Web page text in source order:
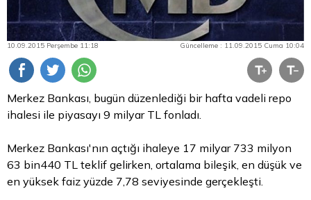
10.09.2015 Perşembe 11:18 Güncelleme : 11.09.2015 Cuma 10:04
Merkez Bankası, bugün düzenlediği bir hafta vadeli repo
ihalesi ile piyasayı 9 milyar TL fonladı.
Merkez Bankası'nın açtığı ihaleye 17 milyar 733 milyon
63 bin440 TL teklif gelirken, ortalama bileşik, en düşük ve
en yüksek faiz yüzde 7,78 seviyesinde gerçekleşti.